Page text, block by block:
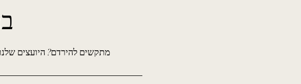
מתקשים להירדם? היועצים